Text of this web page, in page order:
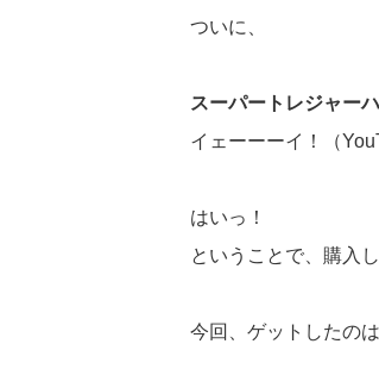
ついに、
スーパートレジャー
イェーーーイ！（
はいっ！
ということで、購入
今回、ゲットしたのは